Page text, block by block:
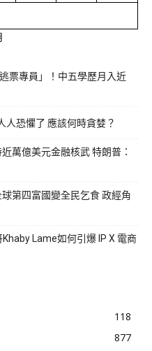
票專員」！中五學歷月入近
人恐懼了 應該何時貪婪？
萬億美元金融核武 特朗普：
第四富國變全民乞食 政經角
Lame如何引爆 IP X 電商
118
877